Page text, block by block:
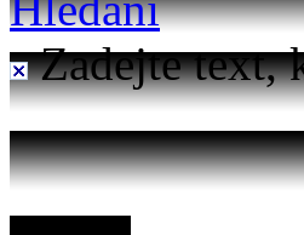
Zadejte text,